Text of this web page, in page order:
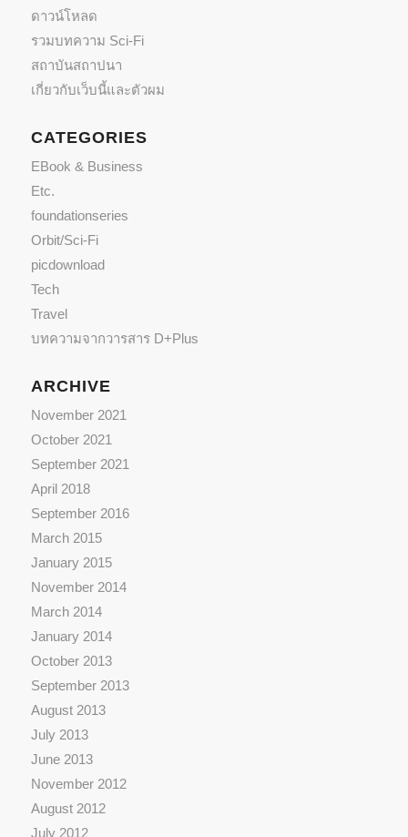
ดาวน์โหลด
รวมบทความ Sci-Fi
สถาบันสถาปนา
เกี่ยวกับเว็บนี้และตัวผม
CATEGORIES
EBook & Business
Etc.
foundationseries
Orbit/Sci-Fi
picdownload
Tech
Travel
บทความจากวารสาร D+Plus
ARCHIVE
November 2021
October 2021
September 2021
April 2018
September 2016
March 2015
January 2015
November 2014
March 2014
January 2014
October 2013
September 2013
August 2013
July 2013
June 2013
November 2012
August 2012
July 2012